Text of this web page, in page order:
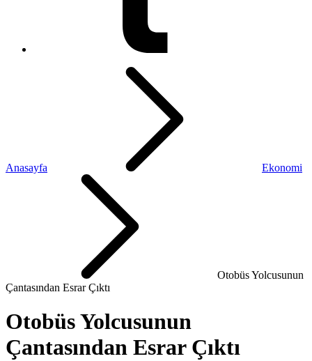
Anasayfa Ekonomi
Otobüs Yolcusunun
Çantasından Esrar Çıktı
Otobüs Yolcusunun
Çantasından Esrar Çıktı